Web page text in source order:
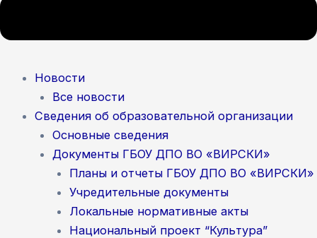
Новости
Все новости
Сведения об образовательной организации
Основные сведения
Документы ГБОУ ДПО ВО «ВИРСКИ»
Планы и отчеты ГБОУ ДПО ВО «ВИРСКИ»
Учредительные документы
Локальные нормативные акты
Национальный проект “Культура”